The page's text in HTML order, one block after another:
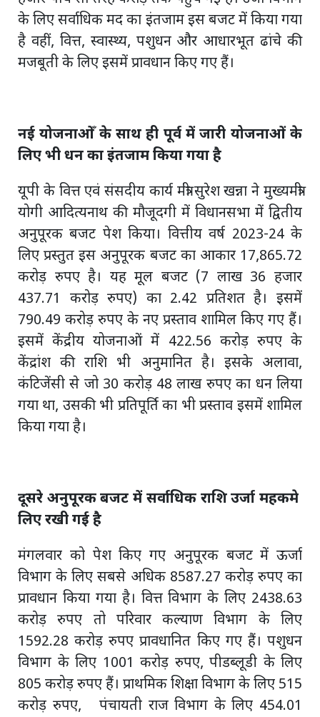
के लिए सर्वाधिक मद का इंतजाम इस बजट में किया गया
है वहीं, वित्त, स्वास्थ्य, पशुधन और आधारभूत ढांचे की
मजबूती के लिए इसमें प्रावधान किए गए हैं।
नई योजनाओँ के साथ ही पूर्व में जारी योजनाओं के
लिए भी धन का इंतजाम किया गया है
यूपी के वित्त एवं संसदीय कार्य मंत्री सुरेश खन्ना ने मुख्यमंत्री
योगी आदित्यनाथ की मौजूदगी में विधानसभा में द्वितीय
अनुपूरक बजट पेश किया। वित्तीय वर्ष 2023-24 के
लिए प्रस्तुत इस अनुपूरक बजट का आकार 17,865.72
करोड़ रुपए है। यह मूल बजट (7 लाख 36 हजार
437.71 करोड़ रुपए) का 2.42 प्रतिशत है। इसमें
790.49 करोड़ रुपए के नए प्रस्ताव शामिल किए गए हैं।
इसमें केंद्रीय योजनाओं में 422.56 करोड़ रुपए के
केंद्रांश की राशि भी अनुमानित है। इसके अलावा,
कंटिजेंसी से जो 30 करोड़ 48 लाख रुपए का धन लिया
गया था, उसकी भी प्रतिपूर्ति का भी प्रस्ताव इसमें शामिल
किया गया है।
दूसरे अनुपूरक बजट में सर्वाधिक राशि उर्जा महकमे
लिए रखी गई है
मंगलवार को पेश किए गए अनुपूरक बजट में ऊर्जा
विभाग के लिए सबसे अधिक 8587.27 करोड़ रुपए का
प्रावधान किया गया है। वित्त विभाग के लिए 2438.63
करोड़ रुपए तो परिवार कल्याण विभाग के लिए
1592.28 करोड़ रुपए प्रावधानित किए गए हैं। पशुधन
विभाग के लिए 1001 करोड़ रुपए, पीडब्लूडी के लिए
805 करोड़ रुपए हैं। प्राथमिक शिक्षा विभाग के लिए 515
करोड़ रुपए, पंचायती राज विभाग के लिए 454.01